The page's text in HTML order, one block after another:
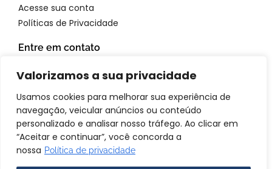
Valorizamos a sua privacidade
Usamos cookies para melhorar sua experiência de
navegação, veicular anúncios ou conteúdo
personalizado e analisar nosso tráfego. Ao clicar em
“Aceitar e continuar”, você concorda a
nossa Política de privacidade
Acesse sua conta
Políticas de Privacidade
Entre em contato
Email: atendimento@itbrandsbr.com
© 2025 IT brands - Todos os direitos reservados. SANTA FOSCA
COMERCIO E SERVICOS LTDA CNPJ: 72.944.390/0001-69